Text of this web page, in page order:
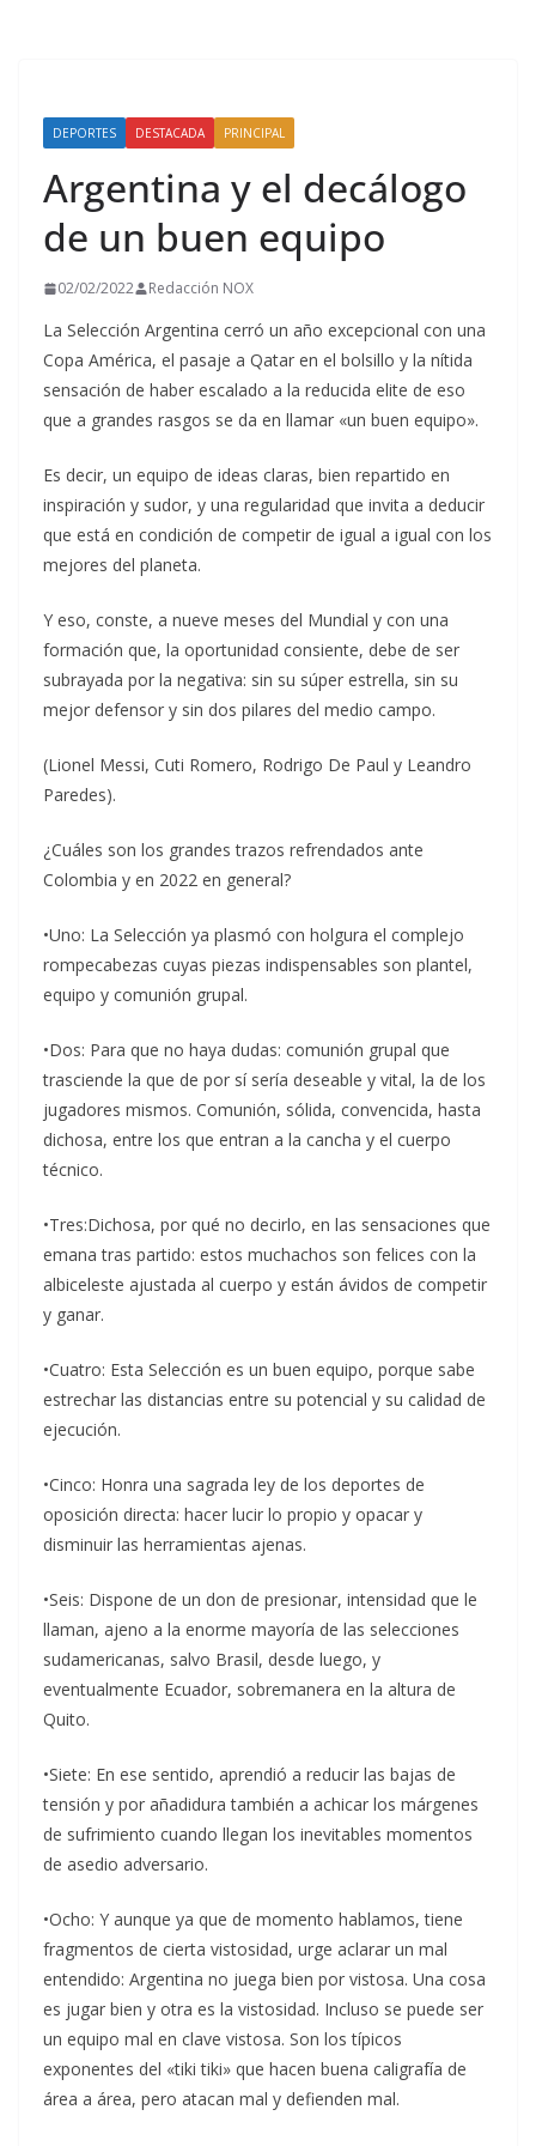
DEPORTES DESTACADA PRINCIPAL
Argentina y el decálogo
de un buen equipo
02/02/2022 Redacción NOX
La Selección Argentina cerró un año excepcional con una
Copa América, el pasaje a Qatar en el bolsillo y la nítida
sensación de haber escalado a la reducida elite de eso
que a grandes rasgos se da en llamar «un buen equipo».
Es decir, un equipo de ideas claras, bien repartido en
inspiración y sudor, y una regularidad que invita a deducir
que está en condición de competir de igual a igual con los
mejores del planeta.
Y eso, conste, a nueve meses del Mundial y con una
formación que, la oportunidad consiente, debe de ser
subrayada por la negativa: sin su súper estrella, sin su
mejor defensor y sin dos pilares del medio campo.
(Lionel Messi, Cuti Romero, Rodrigo De Paul y Leandro
Paredes).
¿Cuáles son los grandes trazos refrendados ante
Colombia y en 2022 en general?
•Uno: La Selección ya plasmó con holgura el complejo
rompecabezas cuyas piezas indispensables son plantel,
equipo y comunión grupal.
•Dos: Para que no haya dudas: comunión grupal que
trasciende la que de por sí sería deseable y vital, la de los
jugadores mismos. Comunión, sólida, convencida, hasta
dichosa, entre los que entran a la cancha y el cuerpo
técnico.
•Tres:Dichosa, por qué no decirlo, en las sensaciones que
emana tras partido: estos muchachos son felices con la
albiceleste ajustada al cuerpo y están ávidos de competir
y ganar.
•Cuatro: Esta Selección es un buen equipo, porque sabe
estrechar las distancias entre su potencial y su calidad de
ejecución.
•Cinco: Honra una sagrada ley de los deportes de
oposición directa: hacer lucir lo propio y opacar y
disminuir las herramientas ajenas.
•Seis: Dispone de un don de presionar, intensidad que le
llaman, ajeno a la enorme mayoría de las selecciones
sudamericanas, salvo Brasil, desde luego, y
eventualmente Ecuador, sobremanera en la altura de
Quito.
•Siete: En ese sentido, aprendió a reducir las bajas de
tensión y por añadidura también a achicar los márgenes
de sufrimiento cuando llegan los inevitables momentos
de asedio adversario.
•Ocho: Y aunque ya que de momento hablamos, tiene
fragmentos de cierta vistosidad, urge aclarar un mal
entendido: Argentina no juega bien por vistosa. Una cosa
es jugar bien y otra es la vistosidad. Incluso se puede ser
un equipo mal en clave vistosa. Son los típicos
exponentes del «tiki tiki» que hacen buena caligrafía de
área a área, pero atacan mal y defienden mal.